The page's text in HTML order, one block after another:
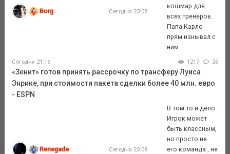
Borg Сегодня 23:08
кошмар для
всех тренеров.
Папа Карло
прям изнывал с
ним
Сегодня 21:16 1217 26
«Зенит» готов принять рассрочку по трансферу Луиса
Энрике, при стоимости пакета сделки более 40 млн. евро
- ESPN
Renegade Сегодня 23:08
В том то и дело.
Игрок может
быть классным,
но просто не
его команда , не